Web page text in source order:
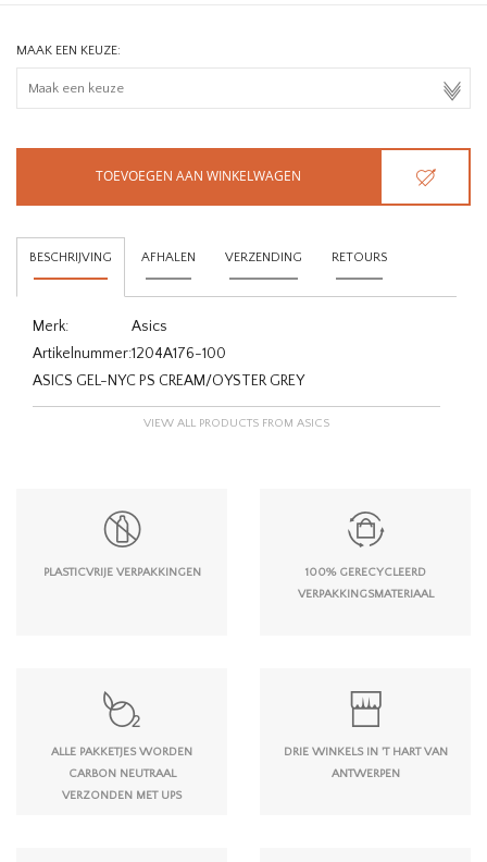
MAAK EEN KEUZE:
TOEVOEGEN AAN WINKELWAGEN
BESCHRIJVING AFHALEN VERZENDING RETOURS
Merk:
Asics
Artikelnummer:1204A176-100
ASICS GEL-NYC PS CREAM/OYSTER GREY
VIEW ALL PRODUCTS FROM ASICS
PLASTICVRIJE VERPAKKINGEN
100% GERECYCLEERD
VERPAKKINGSMATERIAAL
ALLE PAKKETJES WORDEN
CARBON NEUTRAAL
VERZONDEN MET UPS
DRIE WINKELS IN 'T HART VAN
ANTWERPEN